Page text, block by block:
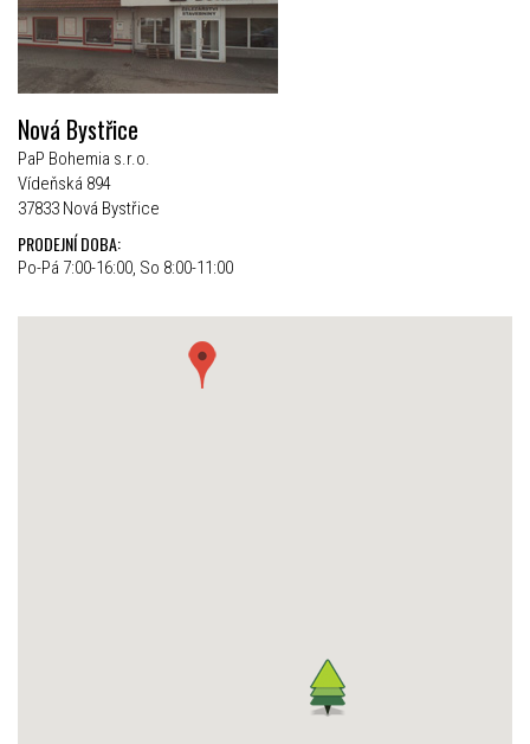
Nová Bystřice
PaP Bohemia s.r.o.
Vídeňská 894
37833 Nová Bystřice
PRODEJNÍ DOBA:
Po-Pá 7:00-16:00, So 8:00-11:00